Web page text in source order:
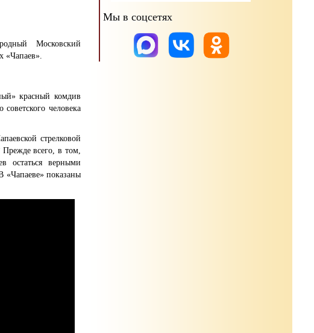
Московский
«Чапаев».
красный комдив
человека
стрелковой
всего, в том,
остаться верными
«Чапаеве» показаны
Мы в соцсетях